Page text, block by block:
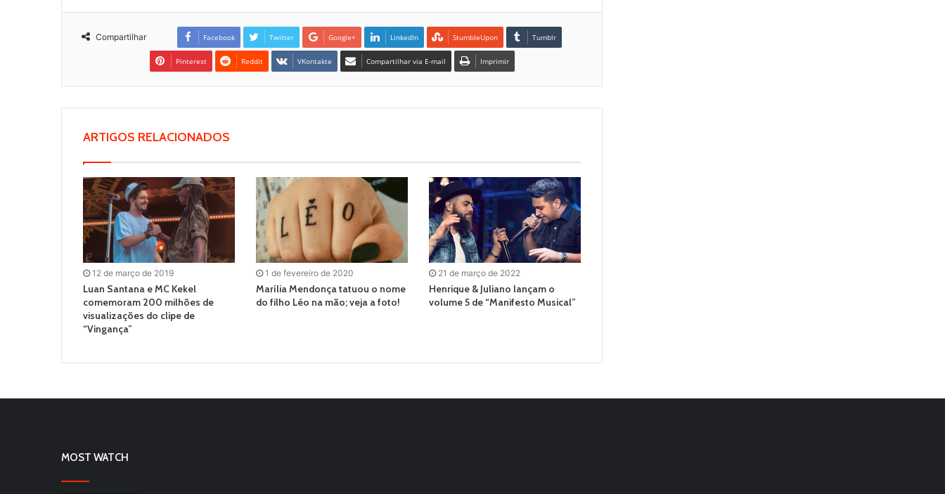
Compartilhar Facebook Twitter Google+ LinkedIn StumbleUpon Tumblr
Pinterest Reddit VKontakte Compartilhar via E-mail Imprimir
ARTIGOS RELACIONADOS
12 de março de 2019
Luan Santana e MC Kekel
comemoram 200 milhões de
visualizações do clipe de
“Vingança”
1 de fevereiro de 2020
Marília Mendonça tatuou o nome
do filho Léo na mão; veja a foto!
21 de março de 2022
Henrique & Juliano lançam o
volume 5 de “Manifesto Musical”
MOST WATCH